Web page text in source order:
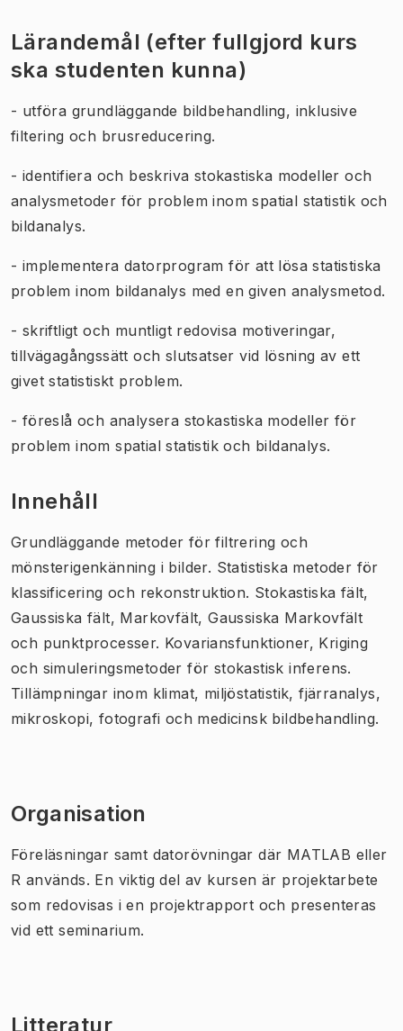
Lärandemål (efter fullgjord kurs
ska studenten kunna)
- utföra grundläggande bildbehandling, inklusive
filtering och brusreducering.
- identifiera och beskriva stokastiska modeller och
analysmetoder för problem inom spatial statistik och
bildanalys.
- implementera datorprogram för att lösa statistiska
problem inom bildanalys med en given analysmetod.
- skriftligt och muntligt redovisa motiveringar,
tillvägagångssätt och slutsatser vid lösning av ett
givet statistiskt problem.
- föreslå och analysera stokastiska modeller för
problem inom spatial statistik och bildanalys.
Innehåll
Grundläggande metoder för filtrering och
mönsterigenkänning i bilder. Statistiska metoder för
klassificering och rekonstruktion. Stokastiska fält,
Gaussiska fält, Markovfält, Gaussiska Markovfält
och punktprocesser. Kovariansfunktioner, Kriging
och simuleringsmetoder för stokastisk inferens.
Tillämpningar inom klimat, miljöstatistik, fjärranalys,
mikroskopi, fotografi och medicinsk bildbehandling.
Organisation
Föreläsningar samt datorövningar där MATLAB eller
R används. En viktig del av kursen är projektarbete
som redovisas i en projektrapport och presenteras
vid ett seminarium.
Litteratur